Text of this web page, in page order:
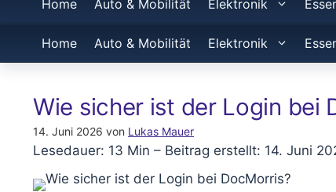
Home Auto & Mobilität Elektronik
Home Auto & Mobilität Elektronik
Wie sicher ist der Login bei
14. Juni 2026 von Lukas Mauer
Lesedauer: 13 Min – Beitrag erstellt: 14. Juni